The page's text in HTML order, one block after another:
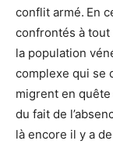
conflit armé. En
confrontés à tout
la population
complexe qui se
migrent en
du fait de
là encore il y a